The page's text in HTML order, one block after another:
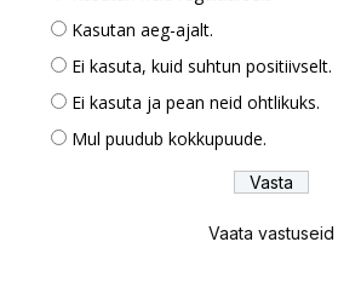
Kasutan aeg-ajalt.
Ei kasuta, kuid suhtun positiivselt.
Ei kasuta ja pean neid ohtlikuks.
Mul puudub kokkupuude.
Vaata vastuseid